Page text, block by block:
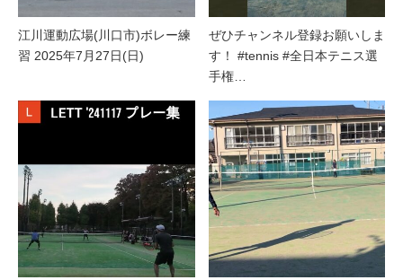
江川運動広場(川口市)ボレー練
習 2025年7月27日(日)
ぜひチャンネル登録お願いしま
す！ #tennis #全日本テニス選
手権…